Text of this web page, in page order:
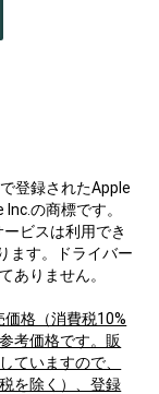
登録されたApple
の商標です。
ビスは利用でき
ます。ドライバー
ありません。
格（消費税10%
考価格です。販
ていますので、
を除く）、登録